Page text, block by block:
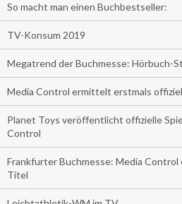
So macht man einen Buchbestseller:
TV-Konsum 2019
Megatrend der Buchmesse: Hörbuch-
Media Control ermittelt erstmals
Planet Toys veröffentlicht offizielle
Control
Frankfurter Buchmesse: Media
Titel